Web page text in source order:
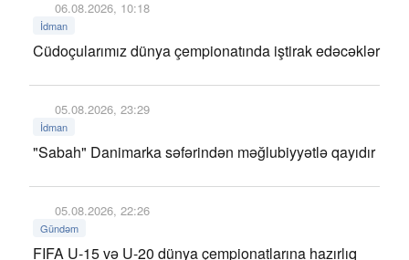
06.08.2026, 10:18
İdman
Cüdoçularımız dünya çempionatında iştirak edəcəklər
05.08.2026, 23:29
İdman
"Sabah" Danimarka səfərindən məğlubiyyətlə qayıdır
05.08.2026, 22:26
Gündəm
FIFA U-15 və U-20 dünya çempionatlarına hazırlıq